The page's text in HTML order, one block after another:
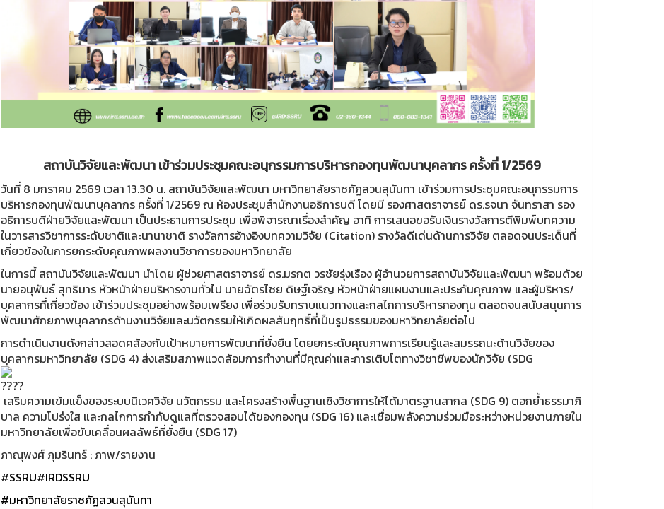
สถาบันวิจัยและพัฒนา เข้าร่วมประชุมคณะอนุกรรมการบริหารกองทุนพัฒนาบุคลากร ครั้งที่ 1/2569
วันที่ 8 มกราคม 2569 เวลา 13.30 น. สถาบันวิจัยและพัฒนา มหาวิทยาลัยราชภัฏสวนสุนันทา เข้าร่วมการประชุมคณะอนุกรรมการ
บริหารกองทุนพัฒนาบุคลากร ครั้งที่ 1/2569 ณ ห้องประชุมสำนักงานอธิการบดี โดยมี รองศาสตราจารย์ ดร.รจนา จันทราสา รอง
อธิการบดีฝ่ายวิจัยและพัฒนา เป็นประธานการประชุม เพื่อพิจารณาเรื่องสำคัญ อาทิ การเสนอขอรับเงินรางวัลการตีพิมพ์บทความ
ในวารสารวิชาการระดับชาติและนานาชาติ รางวัลการอ้างอิงบทความวิจัย (Citation) รางวัลดีเด่นด้านการวิจัย ตลอดจนประเด็นที่
เกี่ยวข้องในการยกระดับคุณภาพผลงานวิชาการของมหาวิทยาลัย
ในการนี้ สถาบันวิจัยและพัฒนา นำโดย ผู้ช่วยศาสตราจารย์ ดร.มรกต วรชัยรุ่งเรือง ผู้อำนวยการสถาบันวิจัยและพัฒนา พร้อมด้วย
นายอนุพันธ์ สุทธิมาร หัวหน้าฝ่ายบริหารงานทั่วไป นายฉัตรไชย ดิษฐ์เจริญ หัวหน้าฝ่ายแผนงานและประกันคุณภาพ และผู้บริหาร/
บุคลากรที่เกี่ยวข้อง เข้าร่วมประชุมอย่างพร้อมเพรียง เพื่อร่วมรับทราบแนวทางและกลไกการบริหารกองทุน ตลอดจนสนับสนุนการ
พัฒนาศักยภาพบุคลากรด้านงานวิจัยและนวัตกรรมให้เกิดผลสัมฤทธิ์ที่เป็นรูปธรรมของมหาวิทยาลัยต่อไป
การดำเนินงานดังกล่าวสอดคล้องกับเป้าหมายการพัฒนาที่ยั่งยืน โดยยกระดับคุณภาพการเรียนรู้และสมรรถนะด้านวิจัยของ
บุคลากรมหาวิทยาลัย (SDG 4) ส่งเสริมสภาพแวดล้อมการทำงานที่มีคุณค่าและการเติบโตทางวิชาชีพของนักวิจัย (SDG
เสริมความเข้มแข็งของระบบนิเวศวิจัย นวัตกรรม และโครงสร้างพื้นฐานเชิงวิชาการให้ได้มาตรฐานสากล (SDG 9) ตอกย้ำธรรมาภิ
บาล ความโปร่งใส และกลไกการกำกับดูแลที่ตรวจสอบได้ของกองทุน (SDG 16) และเชื่อมพลังความร่วมมือระหว่างหน่วยงานภายใน
มหาวิทยาลัยเพื่อขับเคลื่อนผลลัพธ์ที่ยั่งยืน (SDG 17)
ภาณุพงศ์ ภุมรินทร์ : ภาพ/รายงาน
#SSRU#IRDSSRU
#มหาวิทยาลัยราชภัฏสวนสุนันทา